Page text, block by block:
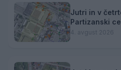
Jutri in v
Partizanski
dobava
4. avgust 2026